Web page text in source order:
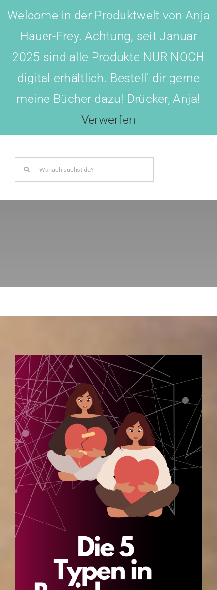
Welcome in der Produktwelt von Anja
Hauer-Frey. Achtung, seit Januar
2025 sind alle Produkte NUR NOCH
digital erhältlich. Bestell' dir gerne
meine Bücher dazu! Drücker, Anja!
Verwerfen
content
Search
for:
BOTSCHAFTER WERDEN!